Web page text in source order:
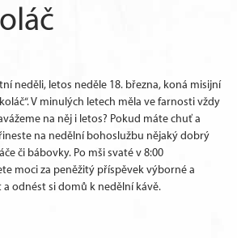
neděli, letos neděle 18. března, koná misijní
V minulých letech měla ve farnosti vždy
na něj i letos? Pokud máte chuť a
na nedělní bohoslužbu nějaký dobrý
či bábovky. Po mši svaté v 8:00
moci za peněžitý příspěvek výborné a
odnést si domů k nedělní kávě.